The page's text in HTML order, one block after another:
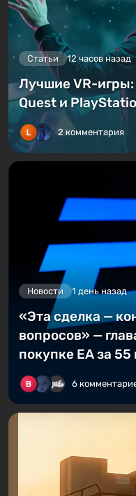
Статьи 12 часов назад
Лучшие VR-
Quest и
2 комментария
Новости 1 день назад
«Эта сделка —
вопросов» —
покупке EA за
6